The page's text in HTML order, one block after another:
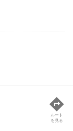
ルート
を見る